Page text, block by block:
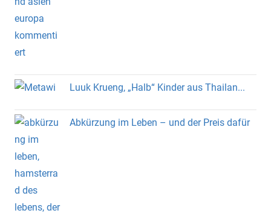
Luuk Krueng, „Halb“ Kinder aus Thailan...
Abkürzung im Leben – und der Preis dafür